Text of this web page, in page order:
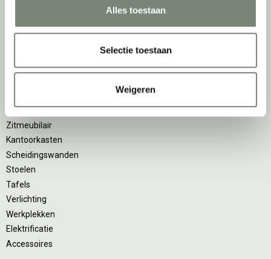
Alles toestaan
Selectie toestaan
Weigeren
Belangrijke categorieën
Ergonomische bureaustoelen
Zitsta bureaus
Akoestische oplossingen
Zitmeubilair
Kantoorkasten
Scheidingswanden
Stoelen
Tafels
Verlichting
Werkplekken
Elektrificatie
Accessoires